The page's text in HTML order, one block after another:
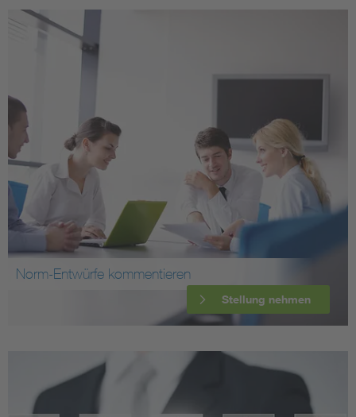
Norm-Entwürfe kommentieren
Stellung nehmen